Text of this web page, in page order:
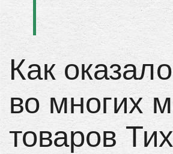
Как
во многих
товаров